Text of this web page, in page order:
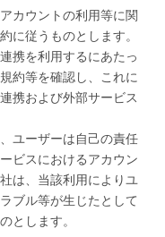
カウントの利用等に関
に従うものとします。
携を利用するにあたっ
約等を確認し、これに
携および外部サービス
ユーザーは自己の責任
ビスにおけるアカウン
は、当該利用によりユ
ブル等が生じたとして
とします。